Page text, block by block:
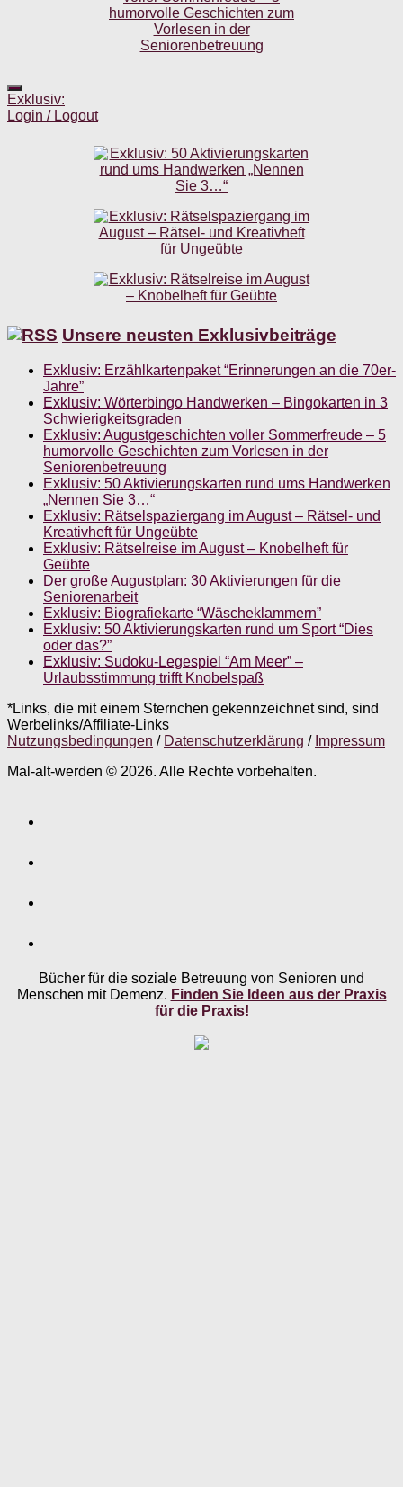
Exklusiv:
Login / Logout
Unsere neusten Exklusivbeiträge
Exklusiv: Erzählkartenpaket “Erinnerungen an die 70er-
Jahre”
Exklusiv: Wörterbingo Handwerken – Bingokarten in 3
Schwierigkeitsgraden
Exklusiv: Augustgeschichten voller Sommerfreude – 5
humorvolle Geschichten zum Vorlesen in der
Seniorenbetreuung
Exklusiv: 50 Aktivierungskarten rund ums Handwerken
„Nennen Sie 3…“
Exklusiv: Rätselspaziergang im August – Rätsel- und
Kreativheft für Ungeübte
Exklusiv: Rätselreise im August – Knobelheft für
Geübte
Der große Augustplan: 30 Aktivierungen für die
Seniorenarbeit
Exklusiv: Biografiekarte “Wäscheklammern”
Exklusiv: 50 Aktivierungskarten rund um Sport “Dies
oder das?”
Exklusiv: Sudoku-Legespiel “Am Meer” –
Urlaubsstimmung trifft Knobelspaß
*Links, die mit einem Sternchen gekennzeichnet sind, sind
Werbelinks/Affiliate-Links
Nutzungsbedingungen / Datenschutzerklärung / Impressum
Mal-alt-werden © 2026. Alle Rechte vorbehalten.
Bücher für die soziale Betreuung von Senioren und
Menschen mit Demenz. Finden Sie Ideen aus der Praxis
für die Praxis!